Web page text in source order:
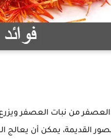
العصفر من نبات العصفر
القديمة، يمكن أن يعالج